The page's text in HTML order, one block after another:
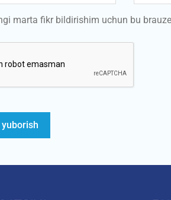
marta fikr bildirishim uchun bu